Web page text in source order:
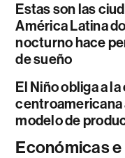
Estas son las
América Latina
nocturno hace
de sueño
El Niño obliga a
centroamericana
modelo de
Económicas